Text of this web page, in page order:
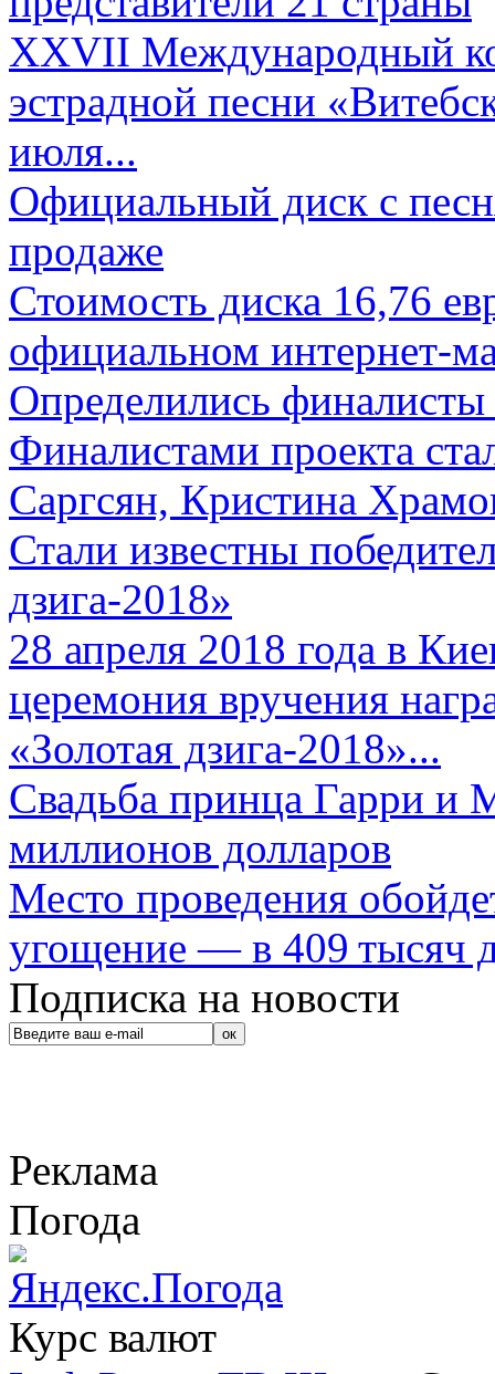
XXVII Международный
эстрадной песни
июля...
Официальный диск с
продаже
Стоимость диска 16,76
официальном интернет-
Определились
Финалистами проекта
Саргсян, Кристина
Стали известны
дзига-2018»
28 апреля 2018 года в
церемония вручения
«Золотая дзига-2018»...
Свадьба принца Гарри и
миллионов долларов
Место проведения
угощение — в 409 тысяч
Подписка на новости
Реклама
Погода
Курс валют